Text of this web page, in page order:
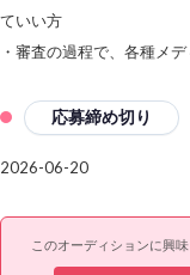
ていい方
・審査の過程で、各種メ
応募締め切り
2026-06-20
このオーディションに興